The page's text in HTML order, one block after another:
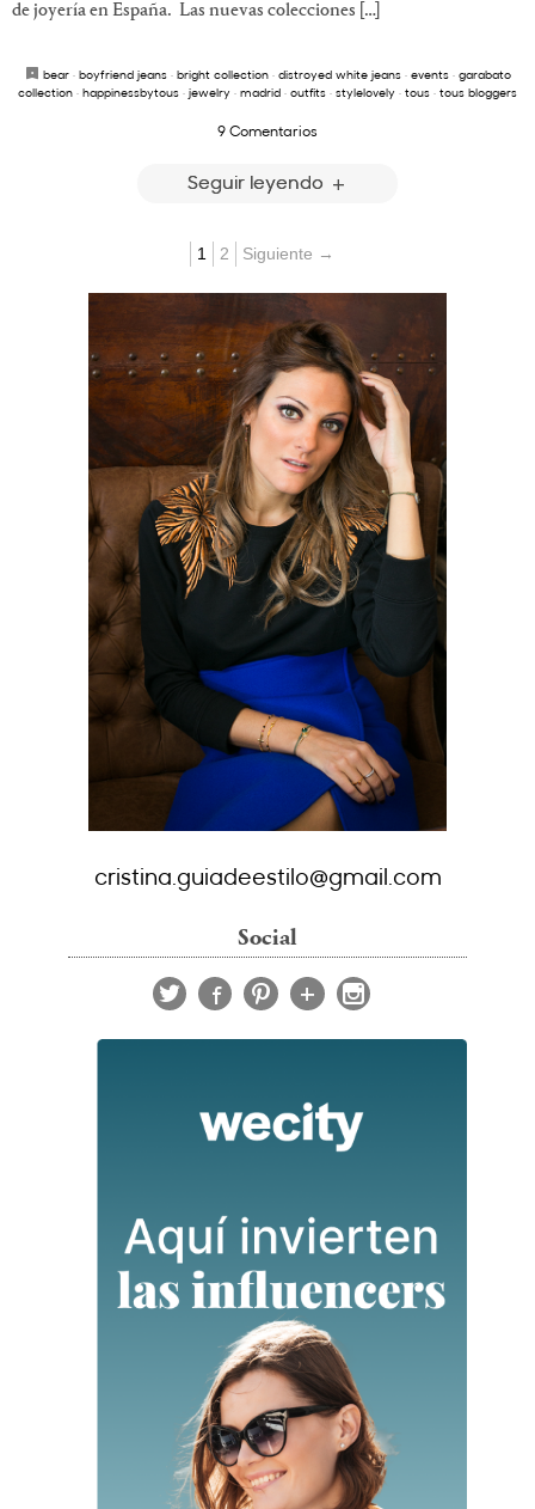
de joyería en España. Las nuevas colecciones […]
bear· boyfriend jeans· bright collection· distroyed white jeans· events· garabato
collection · happinessbytous · jewelry · madrid · outfits · stylelovely · tous · tous bloggers
9 Comentarios
Seguir leyendo
1 2 Siguiente →
cristina.guiadeestilo@gmail.com
Social